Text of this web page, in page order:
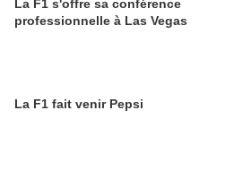
La F1 s'offre sa conférence
professionnelle à Las Vegas
La F1 fait venir Pepsi